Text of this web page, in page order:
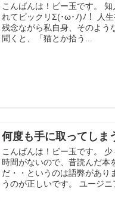
こんばんは！ビー玉です。
れてビックリΣ(･ω･ﾉ)ﾉ！ 人
残念ながら私自身、そのよう
聞くと、「猫とか拾う...
何度も手に取ってしま
こんばんは！ビー玉です。
時間がないので、昔読んだ
だ・・というのは語弊があり
うのが正しいです。 ユージニ